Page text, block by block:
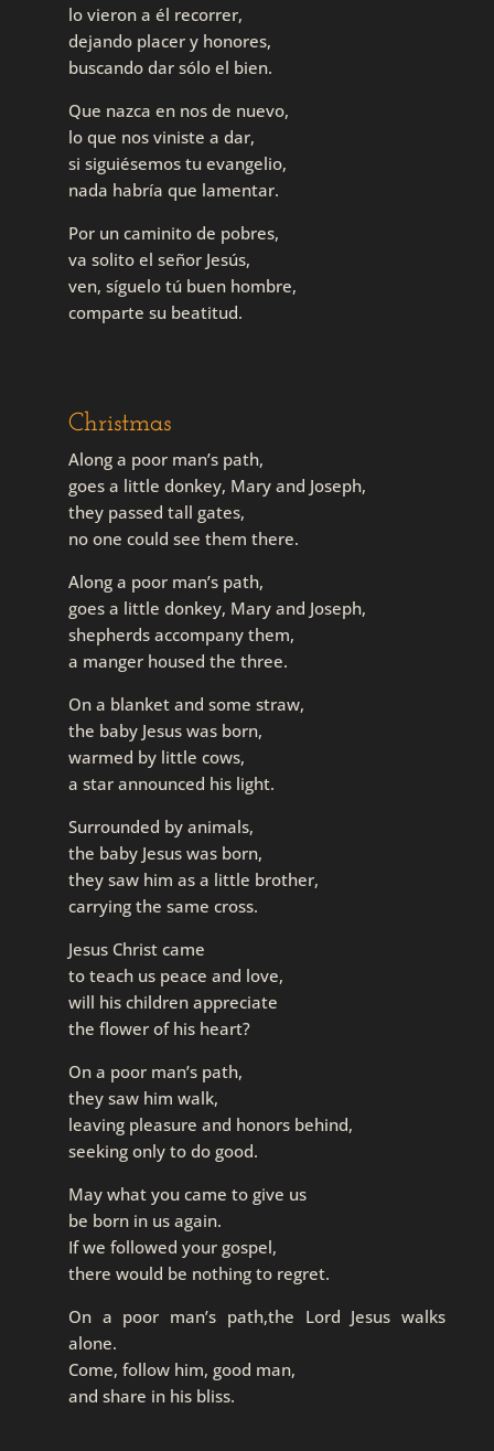
lo vieron a él recorrer,
dejando placer y honores,
buscando dar sólo el bien.
Que nazca en nos de nuevo,
lo que nos viniste a dar,
si siguiésemos tu evangelio,
nada habría que lamentar.
Por un caminito de pobres,
va solito el señor Jesús,
ven, síguelo tú buen hombre,
comparte su beatitud.
Christmas
Along a poor man’s path,
goes a little donkey, Mary and Joseph,
they passed tall gates,
no one could see them there.
Along a poor man’s path,
goes a little donkey, Mary and Joseph,
shepherds accompany them,
a manger housed the three.
On a blanket and some straw,
the baby Jesus was born,
warmed by little cows,
a star announced his light.
Surrounded by animals,
the baby Jesus was born,
they saw him as a little brother,
carrying the same cross.
Jesus Christ came
to teach us peace and love,
will his children appreciate
the flower of his heart?
On a poor man’s path,
they saw him walk,
leaving pleasure and honors behind,
seeking only to do good.
May what you came to give us
be born in us again.
If we followed your gospel,
there would be nothing to regret.
On a poor man’s path,the Lord Jesus walks
alone.
Come, follow him, good man,
and share in his bliss.